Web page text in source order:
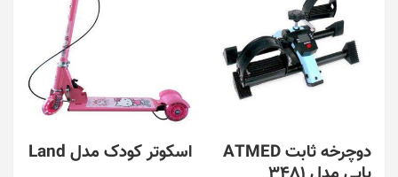
دوچرخه ثابت ATMED
اسکوتر کودک مدل Land